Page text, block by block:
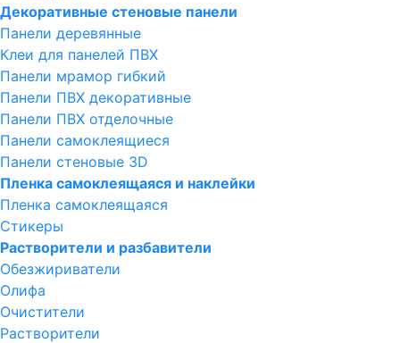
Декоративные стеновые панели
Панели деревянные
Клеи для панелей ПВХ
Панели мрамор гибкий
Панели ПВХ декоративные
Панели ПВХ отделочные
Панели самоклеящиеся
Панели стеновые 3D
Пленка самоклеящаяся и наклейки
Пленка самоклеящаяся
Стикеры
Растворители и разбавители
Обезжириватели
Олифа
Очистители
Растворители